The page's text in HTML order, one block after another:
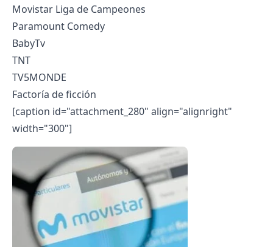
Movistar Liga de Campeones
Paramount Comedy
BabyTv
TNT
TV5MONDE
Factoría de ficción
[caption id="attachment_280" align="alignright"
width="300"]